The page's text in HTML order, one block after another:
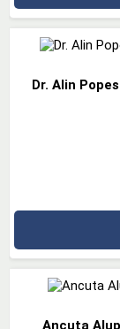
Dr. Alin
Ancuta